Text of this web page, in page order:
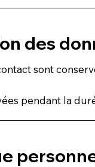
des
sont
pendant la